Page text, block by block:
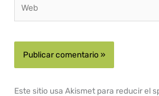
Este sitio usa Akismet para reducir el